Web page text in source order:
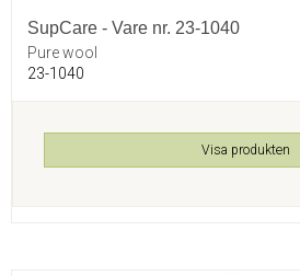
SupCare - Vare nr. 23-1040
Pure wool
23-1040
Visa produkten